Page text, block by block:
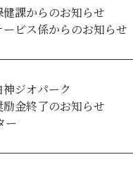
課からのお知らせ
ービス係からのお知らせ
ジオパーク
金終了のお知らせ
ー